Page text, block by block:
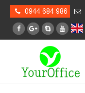
0944 684 986